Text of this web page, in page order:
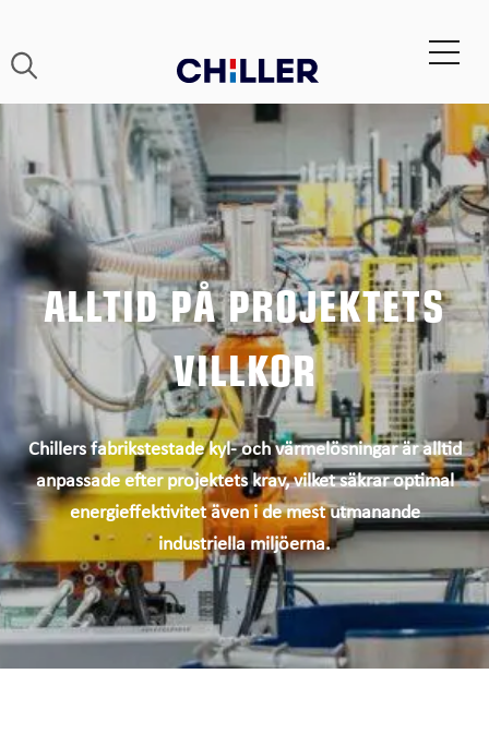
ALLTID PÅ PROJEKTETS
VILLKOR
Chillers fabrikstestade kyl- och värmelösningar är alltid
anpassade efter projektets krav, vilket säkrar optimal
energieffektivitet även i de mest utmanande
industriella miljöerna.